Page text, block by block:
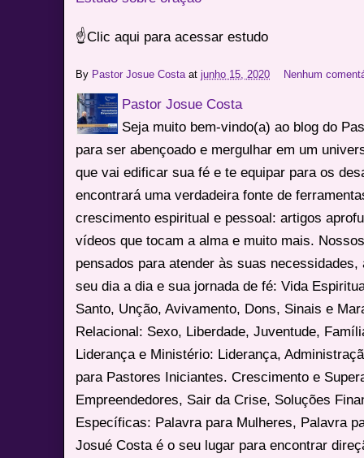
☝Clic aqui para acessar estudo
By Pastor Josue Costa atjunho 15, 2020 Nenhum
Pastor Josue Costa
Seja muito bem-vindo(a) ao blog do
para ser abençoado e mergulhar em um
que vai edificar sua fé e te equipar para os
encontrará uma verdadeira fonte de
crescimento espiritual e pessoal: artigos
vídeos que tocam a alma e muito mais.
pensados para atender às suas
seu dia a dia e sua jornada de fé: Vida
Santo, Unção, Avivamento, Dons, Sinais e
Relacional: Sexo, Liberdade, Juventude,
Liderança e Ministério: Liderança,
para Pastores Iniciantes. Crescimento e
Empreendedores, Sair da Crise, Soluções
Específicas: Palavra para Mulheres, Palavra
Josué Costa é o seu lugar para encontrar